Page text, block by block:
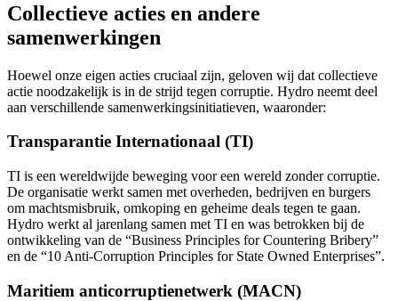
Collectieve acties en andere
samenwerkingen
Hoewel onze eigen acties cruciaal zijn, geloven wij dat collectieve
actie noodzakelijk is in de strijd tegen corruptie. Hydro neemt deel
aan verschillende samenwerkingsinitiatieven, waaronder:
Transparantie Internationaal (TI)
TI is een wereldwijde beweging voor een wereld zonder corruptie.
De organisatie werkt samen met overheden, bedrijven en burgers
om machtsmisbruik, omkoping en geheime deals tegen te gaan.
Hydro werkt al jarenlang samen met TI en was betrokken bij de
ontwikkeling van de “Business Principles for Countering Bribery”
en de “10 Anti-Corruption Principles for State Owned Enterprises”.
Maritiem anticorruptienetwerk (MACN)